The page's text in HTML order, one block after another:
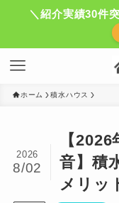
＼紹介実績30件
ホーム 積水ハウス
【
音】積
メリッ
2026
8/02